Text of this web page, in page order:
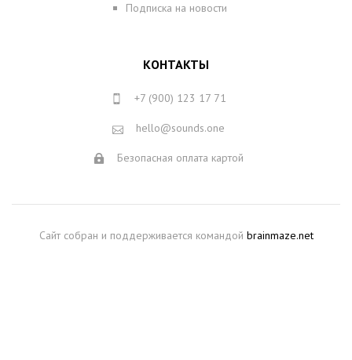
Подписка на новости
КОНТАКТЫ
+7 (900) 123 17 71
hello@sounds.one
Безопасная оплата картой
Сайт собран и поддерживается командой brainmaze.net